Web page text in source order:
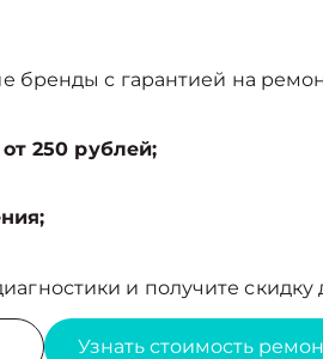
бренды с гарантией на
250 рублей;
и получите скидку
Узнать стоимость